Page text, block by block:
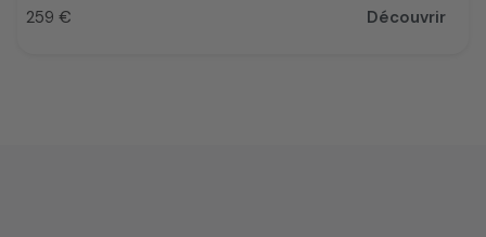
Prix
259 € Découvrir